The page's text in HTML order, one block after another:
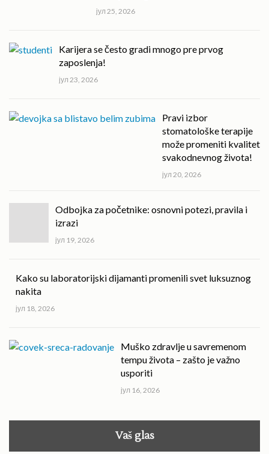
јул 25, 2026
Karijera se često gradi mnogo pre prvog
zaposlenja!
јул 23, 2026
Pravi izbor
stomatološke terapije
može promeniti kvalitet
svakodnevnog života!
јул 20, 2026
Odbojka za početnike: osnovni potezi, pravila i
izrazi
јул 19, 2026
Kako su laboratorijski dijamanti promenili svet luksuznog
nakita
јул 18, 2026
Muško zdravlje u savremenom
tempu života – zašto je važno
usporiti
јул 16, 2026
Vaš glas